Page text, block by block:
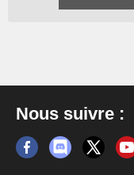
Nous suivre :